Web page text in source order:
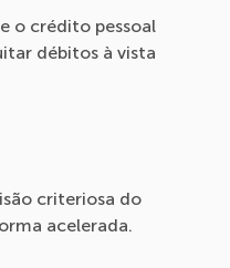
o crédito pessoal
débitos à vista
criteriosa do
acelerada.